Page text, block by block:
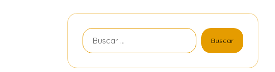
Buscar